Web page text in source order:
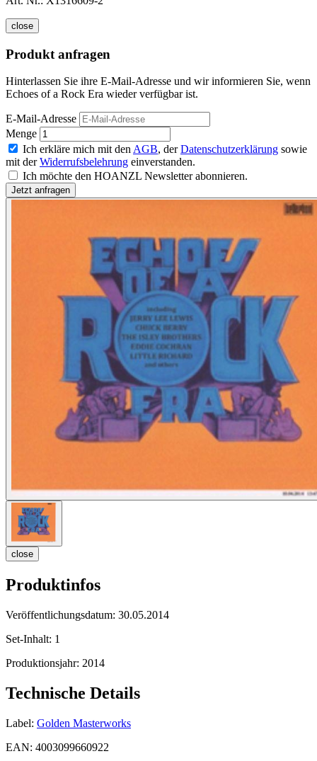
close
Produkt anfragen
Hinterlassen Sie ihre E-Mail-Adresse und wir informieren Sie, wenn
Echoes of a Rock Era wieder verfügbar ist.
E-Mail-Adresse
Menge
Ich erkläre mich mit den AGB, derDatenschutzerklärung sowie
mit derWiderrufsbelehrung einverstanden.
Ich möchte den HOANZL Newsletter abonnieren.
close
Produktinfos
Veröffentlichungsdatum: 30.05.2014
Set-Inhalt: 1
Produktionsjahr: 2014
Technische Details
Label: Golden Masterworks
EAN: 4003099660922